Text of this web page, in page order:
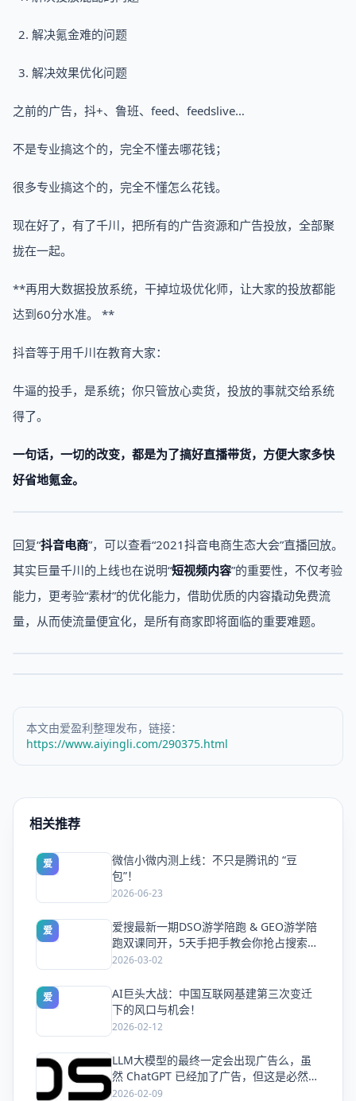
解决氪金难的问题
解决效果优化问题
之前的广告，抖+、鲁班、feed、feedslive…
不是专业搞这个的，完全不懂去哪花钱；
很多专业搞这个的，完全不懂怎么花钱。
现在好了，有了千川，把所有的广告资源和广告投放，全部聚
拢在一起。
**再用大数据投放系统，干掉垃圾优化师，让大家的投放都能
达到60分水准。 **
抖音等于用千川在教育大家：
牛逼的投手，是系统；你只管放心卖货，投放的事就交给系统
得了。
一句话，一切的改变，都是为了搞好直播带货，方便大家多快
好省地氪金。
回复“抖音电商”，可以查看“2021抖音电商生态大会”直播回放。
其实巨量千川的上线也在说明“短视频内容”的重要性，不仅考验
能力，更考验“素材”的优化能力，借助优质的内容撬动免费流
量，从而使流量便宜化，是所有商家即将面临的重要难题。
本文由爱盈利整理发布，链接：
https://www.aiyingli.com/290375.html
相关推荐
爱
微信小微内测上线：不只是腾讯的 “豆
包”！
2026-06-23
爱
爱搜最新一期DSO游学陪跑 & GEO游学陪
跑双课同开，5天手把手教会你抢占搜索流
量
2026-03-02
爱
AI巨头大战：中国互联网基建第三次变迁
下的风口与机会！
2026-02-12
爱
LLM大模型的最终一定会出现广告么，虽
然 ChatGPT 已经加了广告，但这是必然终
局么？
2026-02-09